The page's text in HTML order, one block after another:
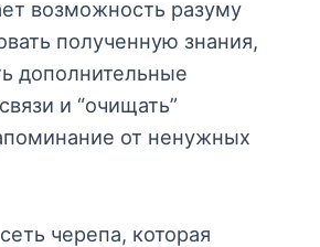
возможность разуму
полученную знания,
дополнительные
и “очищать”
от ненужных
черепа, которая